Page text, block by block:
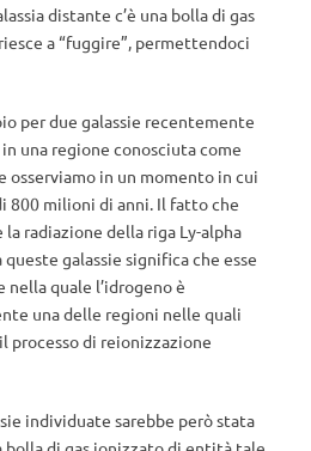
distante c’è una bolla di gas
a “fuggire”, permettendoci
per due galassie recentemente
una regione conosciuta come
osserviamo in un momento in cui
800 milioni di anni. Il fatto che
radiazione della riga Ly-alpha
queste galassie significa che esse
quale l’idrogeno è
una delle regioni nelle quali
processo di reionizzazione
individuate sarebbe però stata